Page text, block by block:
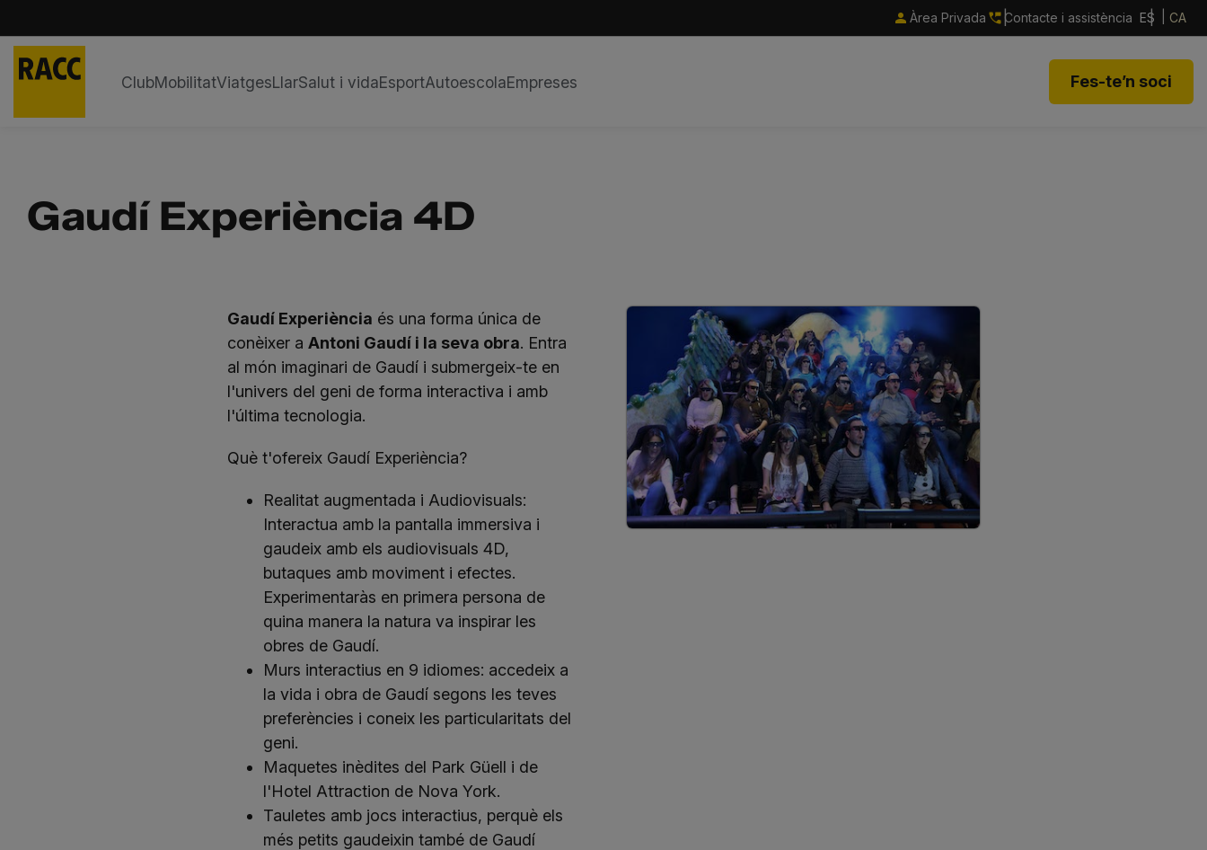
Àrea Privada Contacte i assistència ES CA
ClubMobilitatViatgesLlarSalut i vidaEsportAutoescolaEmpreses Fes-te’n soci
Gaudí Experiència 4D
Gaudí Experiència és una forma única de
conèixer a Antoni Gaudí i la seva obra. Entra
al món imaginari de Gaudí i submergeix-te en
l'univers del geni de forma interactiva i amb
l'última tecnologia.
Què t'ofereix Gaudí Experiència?
Realitat augmentada i Audiovisuals:
Interactua amb la pantalla immersiva i
gaudeix amb els audiovisuals 4D,
butaques amb moviment i efectes.
Experimentaràs en primera persona de
quina manera la natura va inspirar les
obres de Gaudí.
Murs interactius en 9 idiomes: accedeix a
la vida i obra de Gaudí segons les teves
preferències i coneix les particularitats del
geni.
Maquetes inèdites del Park Güell i de
l'Hotel Attraction de Nova York.
Tauletes amb jocs interactius, perquè els
més petits gaudeixin també de Gaudí